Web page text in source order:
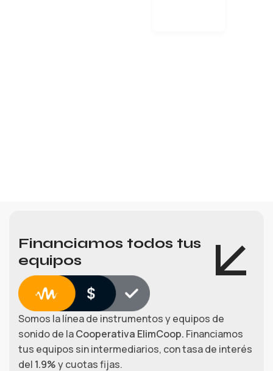
Financiamos todos tus
equipos
Somos la línea de instrumentos y equipos de
sonido de laCooperativa ElimCoop. Financiamos
tus equipos sin intermediarios, con tasa de interés
del 1.9%y cuotas fijas.